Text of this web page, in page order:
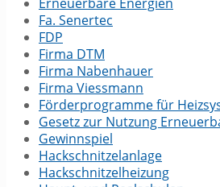
Fa. Senertec
FDP
Firma DTM
Firma Nabenhauer
Firma Viessmann
Förderprogramme für
Gesetz zur Nutzung
Gewinnspiel
Hackschnitzelanlage
Hackschnitzelheizung